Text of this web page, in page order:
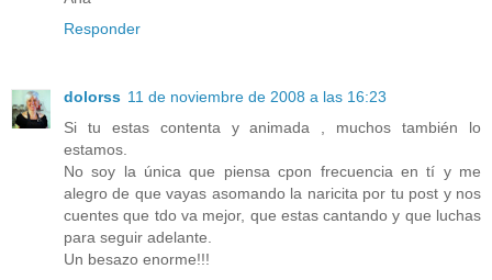
Responder
dolorss 11 de noviembre de 2008 a las 16:23
Si tu estas contenta y animada , muchos también lo
estamos.
No soy la única que piensa cpon frecuencia en tí y me
alegro de que vayas asomando la naricita por tu post y nos
cuentes que tdo va mejor, que estas cantando y que luchas
para seguir adelante.
Un besazo enorme!!!